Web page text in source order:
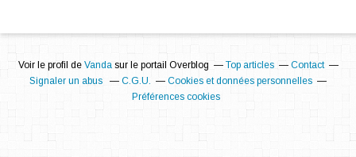
Voir le profil de Vandasur le portail Overblog Top articles
Contact
Signaler un abus
C.G.U.
Cookies et données personnelles
Préférences cookies